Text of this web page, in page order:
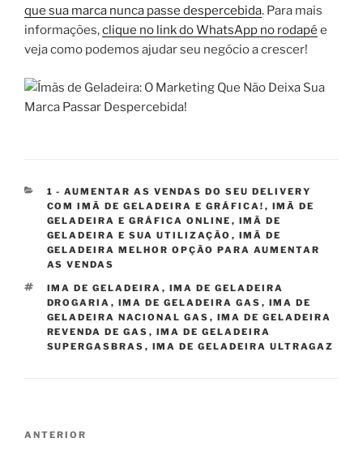
que sua marca nunca passe despercebida. Para mais
informações,clique no link do WhatsApp no rodapé e
veja como podemos ajudar seu negócio a crescer!
CATEGORIAS
1 - AUMENTAR AS VENDAS DO SEU DELIVERY
COM IMÃ DE GELADEIRA E GRÁFICA! , IMÃ DE
GELADEIRA E GRÁFICA ONLINE , IMÃ DE
GELADEIRA E SUA UTILIZAÇÃO , IMÃ DE
GELADEIRA MELHOR OPÇÃO PARA AUMENTAR
AS VENDAS
TAGS
IMA DE GELADEIRA , IMA DE GELADEIRA
DROGARIA , IMA DE GELADEIRA GAS , IMA DE
GELADEIRA NACIONAL GAS , IMA DE GELADEIRA
REVENDA DE GAS , IMA DE GELADEIRA
SUPERGASBRAS , IMA DE GELADEIRA ULTRAGAZ
Navegação
Post
ANTERIOR